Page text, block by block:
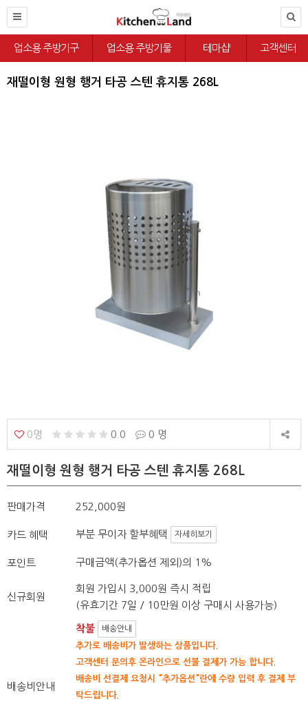
업소용 주방기구 업소용 주방기물 테마샵 고객센터
재떨이형 원형 행거 타공 스텐 휴지통 268L
0명 0.0 0 명
재떨이형 원형 행거 타공 스텐 휴지통 268L
판매가격 252,000원
카드 혜택 부분 무이자 할부혜택 자세히보기
포인트 구매금액(추가옵션 제외)의 1%
신규회원
회원 가입시 3,000원 즉시 적립
(유효기간 7일 / 10만원 이상 구매시 사용가능)
배송비안내
착불 배송안내
추가로 배송비가 발생하는 상품입니다.
고객센터 문의후 온라인으로 선불 결제가 가능 합니다.
배송비 선결제 요청시 "추가옵션"란에 수량 입력 후 결제 부
탁드립니다.